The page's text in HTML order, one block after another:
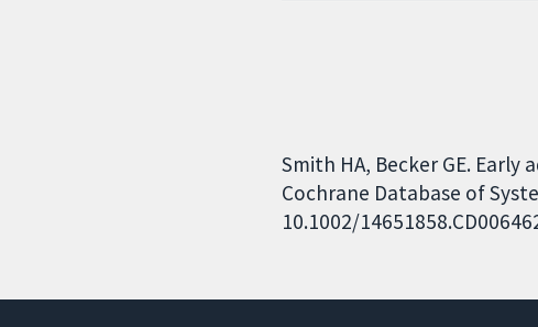
Smith HA, Becker GE.
Cochrane Database of
10.1002/